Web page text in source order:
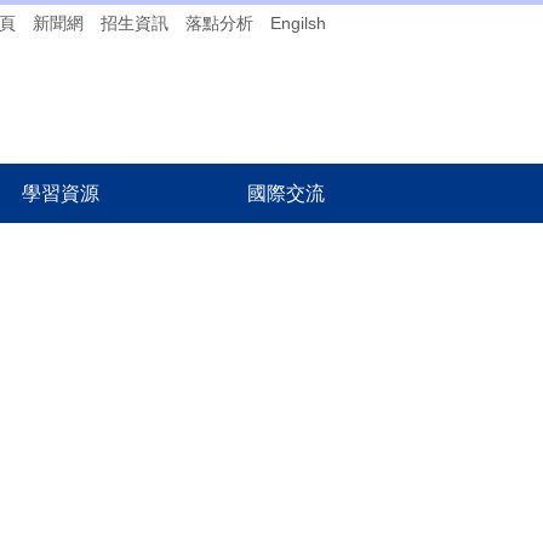
新聞網 招生資訊 落點分析 Engilsh
學習資源 國際交流